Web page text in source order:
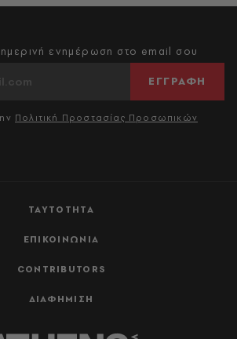
ΤΑΥΤΟΤΗΤΑ
ΕΠΙΚΟΙΝΩΝΙΑ
CONTRIBUTORS
ΔΙΑΦΗΜΙΣΗ
ενημέρωση στο email σου
ΕΓΓΡΑΦΗ
Πολιτική Προστασίας Προσωπικών